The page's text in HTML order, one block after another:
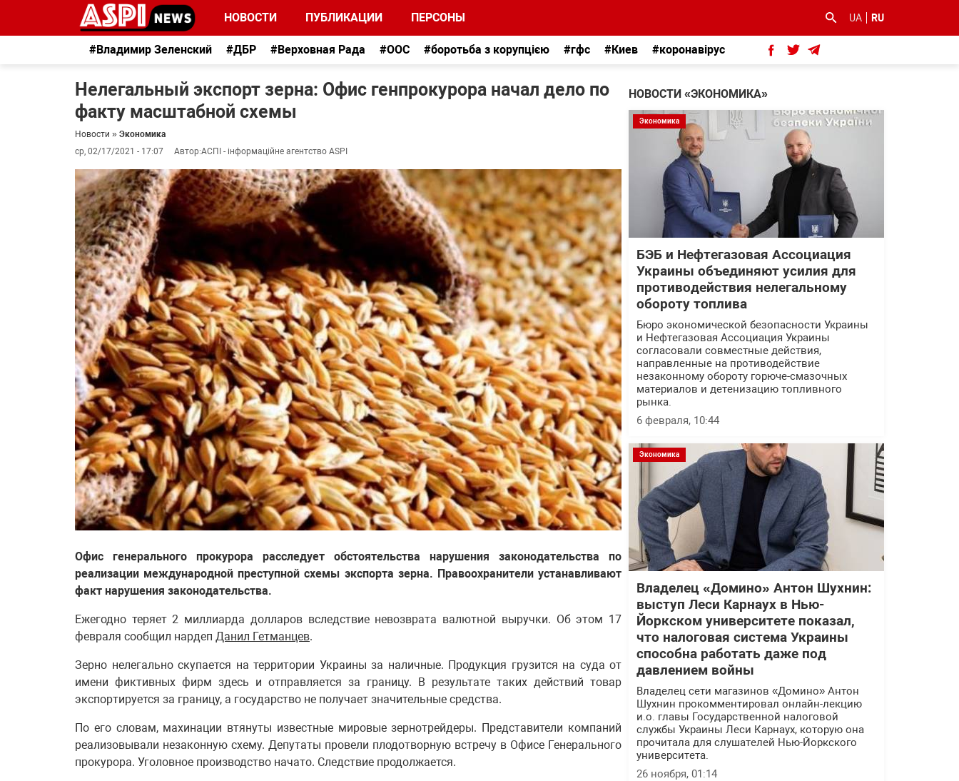
НОВОСТИ ПУБЛИКАЦИИ ПЕРСОНЫ UA RU
#Владимир Зеленский #ДБР #Верховная Рада #ООС #боротьба з корупцією #гфс #Киев #коронавірус
Нелегальный экспорт зерна: Офис генпрокурора начал дело по
факту масштабной схемы
Новости » Экономика
ср, 02/17/2021 - 17:07
Автор:АСПІ - інформаційне агентство ASPI
Офис генерального прокурора расследует обстоятельства нарушения законодательства по
реализации международной преступной схемы экспорта зерна. Правоохранители устанавливают
факт нарушения законодательства.
Ежегодно теряет 2 миллиарда долларов вследствие невозврата валютной выручки. Об этом 17
февраля сообщил нардеп Данил Гетманцев.
Зерно нелегально скупается на территории Украины за наличные. Продукция грузится на суда от
имени фиктивных фирм здесь и отправляется за границу. В результате таких действий товар
экспортируется за границу, а государство не получает значительные средства.
По его словам, махинации втянуты известные мировые зернотрейдеры. Представители компаний
реализовывали незаконную схему. Депутаты провели плодотворную встречу в Офисе Генерального
прокурора. Уголовное производство начато. Следствие продолжается.
НОВОСТИ «ЭКОНОМИКА»
Экономика
БЭБ и Нефтегазовая Ассоциация
Украины объединяют усилия для
противодействия нелегальному
обороту топлива
Бюро экономической безопасности Украины
и Нефтегазовая Ассоциация Украины
согласовали совместные действия,
направленные на противодействие
незаконному обороту горюче-смазочных
материалов и детенизацию топливного
рынка.
6 февраля, 10:44
Экономика
Владелец «Домино» Антон Шухнин:
выступ Леси Карнаух в Нью-
Йоркском университете показал,
что налоговая система Украины
способна работать даже под
давлением войны
Владелец сети магазинов «Домино» Антон
Шухнин прокомментировал онлайн-лекцию
и.о. главы Государственной налоговой
службы Украины Леси Карнаух, которую она
прочитала для слушателей Нью-Йоркского
университета.
26 ноября, 01:14